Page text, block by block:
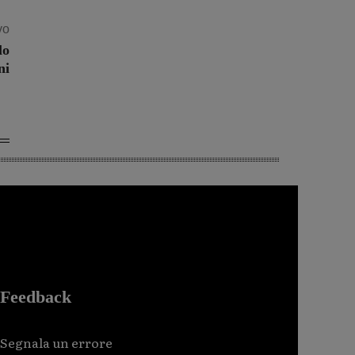
Feedback
Segnala un errore